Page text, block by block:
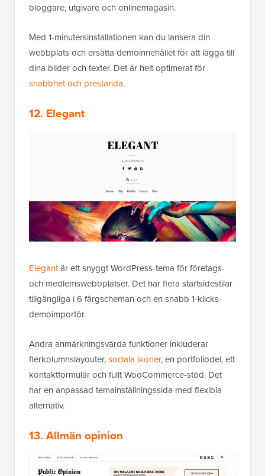
bloggare, utgivare och onlinemagasin.
Med 1-minutersinstallationen kan du lansera din
webbplats och ersätta demoinnehållet för att lägga till
dina bilder och texter. Det är helt optimerat för
snabbhet och prestanda.
12. Elegant
Elegantär ett snyggt WordPress-tema för företags-
och medlemswebbplatser. Det har flera startsidestilar
tillgängliga i 6 färgscheman och en snabb 1-klicks-
demoimportör.
Andra anmärkningsvärda funktioner inkluderar
flerkolumnslayouter,sociala ikoner, en portfoliodel, ett
kontaktformulär och fullt WooCommerce-stöd. Det
har en anpassad temainställningssida med flexibla
alternativ.
13. Allmän opinion